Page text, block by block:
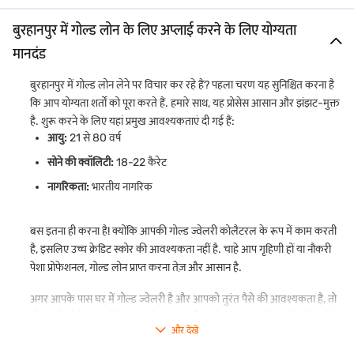
कई पुनर्भुगतान
: अपनी फाइनेंशियल सुविधा के आधार पर सुविधाजनक पुनर्भुगतान
विकल्पों में से चुनें-मासिक, त्रैमासिक, अर्ध-वार्षिक या अवधि के अंत में.
आसान एप्लीकेशन
इस प्रोसेस में न्यूनतम पेपरवर्क और तेज़ अप्रूवल शामिल है, जिससे यह आसान हो
जाता है.
गोल्ड लोन रिन्यूअल:आप लोन अवधि के अंत में अपने गोल्ड लोन को रिन्यू कर
सकते हैं, बशर्ते LTV नियामक मानदंडों के अनुसार हो. रिन्यूअल से पहले हमारे द्वारा
तारीख के बाद रिन्यूअल प्रतिबंधित है.
गोल्ड लोन टॉप-अप:आप मेच्योरिटी से पहले अपने मौजूदा गोल्ड लोन पर टॉप-अप
भीतर रहती है और हमारे द्वारा एक नया क्रेडिट मूल्यांकन पूरा किया जाता है.
हालांकि, अगर आपका लोन मेच्योरिटी की तारीख पार हो गया है लेकिन बकाया
राशि के कारण अभी भी ऐक्टिव है, तो टॉप-अप की अनुमति नहीं है.
बुरहानपुर में बजाज फाइनेंस गोल्ड लोन के साथ, आप अपने गोल्ड को सुरक्षित रखते हुए
बुरहानपुर में गोल्ड लोन के लिए आवश्यक डॉक्यूमेंट
बुरहानपुर में गोल्ड लोन के लिए अप्लाई करने के लिए योग्यता
मानदंड
बुरहानपुर में गोल्ड लोन लेने पर विचार कर रहे हैं? पहला चरण यह सुनिश्चित करना है
कि आप योग्यता शर्तों को पूरा करते हैं. हमारे साथ, यह प्रोसेस आसान और झंझट-मुक्त
है. शुरू करने के लिए यहां प्रमुख आवश्यकताएं दी गई हैं:
आयु:21 से 80 वर्ष
सोने की क्वॉलिटी:18-22 कैरेट
नागरिकता:भारतीय नागरिक
बस इतना ही करना है! क्योंकि आपकी गोल्ड ज्वेलरी कोलैटरल के रूप में काम करती
है, इसलिए उच्च क्रेडिट स्कोर की आवश्यकता नहीं है. चाहे आप गृहिणी हों या नौकरी
पेशा प्रोफेशनल, गोल्ड लोन प्राप्त करना तेज़ और आसान है.
अगर आपके पास घर में गोल्ड ज्वेलरी है और आपको तुरंत पैसे की आवश्यकता है, तो
KYC डॉक्यूमेंट साथ ले जाएं, और हमारी टीम हर चीज़ का ध्यान रखेगी.
और देखें